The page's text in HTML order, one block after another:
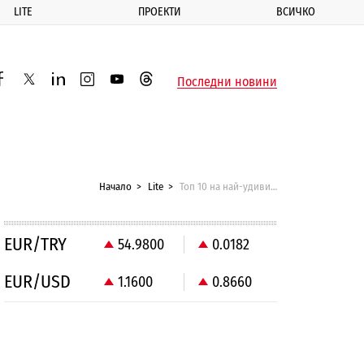
LITE ПРОЕКТИ ВСИЧКО
twitterlinkedininstagram
youtubethreadsПоследни новини
Начало Lite Топ 10 на най-удивителните замъци и дворци в света
EUR/TRY 54.9800 0.0182
EUR/USD 1.1600 0.8660